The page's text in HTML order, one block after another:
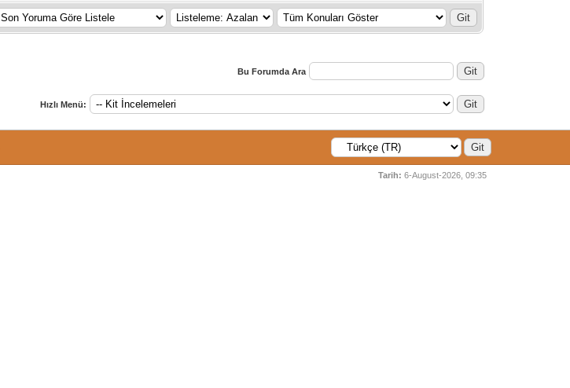
Bu Forumda Ara
Hızlı Menü:
Tarih: 6-August-2026, 09:35